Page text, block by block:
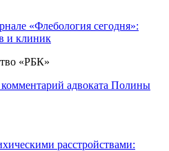
«Флебология сегодня»:
и клиник
адвоката Полины
расстройствами: